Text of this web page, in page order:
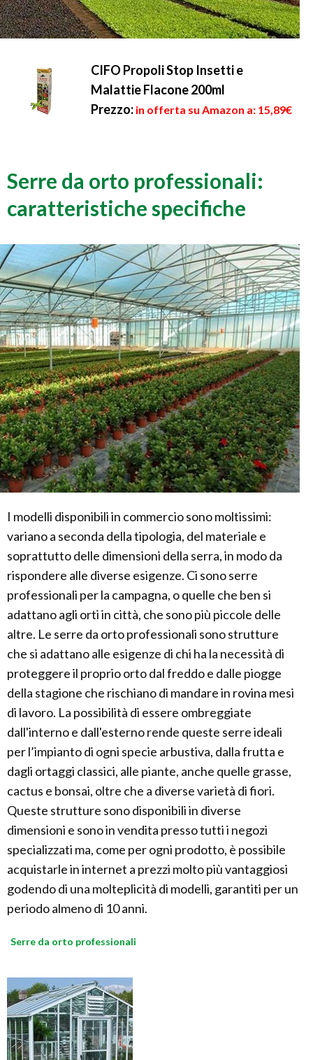
CIFO Propoli Stop Insetti e
Malattie Flacone 200ml
Prezzo: in offerta su Amazon a: 15,89€
Serre da orto professionali:
caratteristiche specifiche
I modelli disponibili in commercio sono moltissimi:
variano a seconda della tipologia, del materiale e
soprattutto delle dimensioni della serra, in modo da
rispondere alle diverse esigenze. Ci sono serre
professionali per la campagna, o quelle che ben si
adattano agli orti in città, che sono più piccole delle
altre. Le serre da orto professionali sono strutture
che si adattano alle esigenze di chi ha la necessità di
proteggere il proprio orto dal freddo e dalle piogge
della stagione che rischiano di mandare in rovina mesi
di lavoro. La possibilità di essere ombreggiate
dall'interno e dall'esterno rende queste serre ideali
per l’impianto di ogni specie arbustiva, dalla frutta e
dagli ortaggi classici, alle piante, anche quelle grasse,
cactus e bonsai, oltre che a diverse varietà di fiori.
Queste strutture sono disponibili in diverse
dimensioni e sono in vendita presso tutti i negozi
specializzati ma, come per ogni prodotto, è possibile
acquistarle in internet a prezzi molto più vantaggiosi
godendo di una molteplicità di modelli, garantiti per un
periodo almeno di 10 anni.
Serre da orto professionali